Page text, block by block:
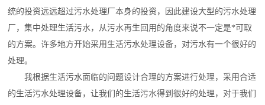
统的投资远远超过污水处理厂本身的投资，因此建设大型的污水处理
厂，集中处理生活污水，从污水再生回用的角度来说不一定是*可取
的方案。许多地方开始采用生活污水处理设备，对污水有一个很好的
处理。
我根据生活污水面临的问题设计合理的方案进行处理，采用合适
的生活污水处理设备，让我们的生活污水得到很好的处理，对于我们